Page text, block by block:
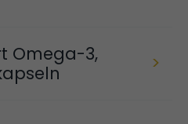
Omega-3,
>